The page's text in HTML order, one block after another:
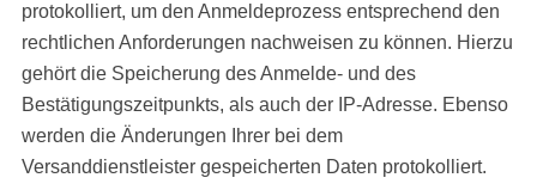
protokolliert, um den Anmeldeprozess entsprechend den
rechtlichen Anforderungen nachweisen zu können. Hierzu
gehört die Speicherung des Anmelde- und des
Bestätigungszeitpunkts, als auch der IP-Adresse. Ebenso
werden die Änderungen Ihrer bei dem
Versanddienstleister gespeicherten Daten protokolliert.